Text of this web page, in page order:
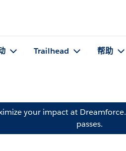
Trailhead 帮助
your impact at Dreamforce.
passes.